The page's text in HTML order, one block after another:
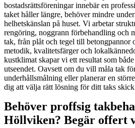
bostadsrättsföreningar innebär en
taket håller längre, behöver mindre
helhetskänslan på huset. Vi arbetar
rengöring, noggrann förbehandling och
tak, från plåt och tegel till betongpannor
metodik, kvalitetsfärger och
kustklimat skapar vi ett resultat som
utseendet. Oavsett om du vill måla tak
underhållsmålning eller planerar en
dig att välja rätt lösning för ditt taks
Behöver proffsig
Höllviken? Begär offert